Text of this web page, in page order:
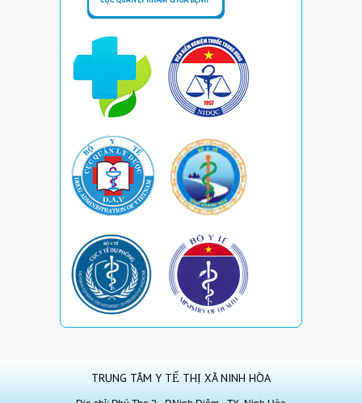
TRUNG TÂM Y TẾ THỊ XÃ NINH HÒA